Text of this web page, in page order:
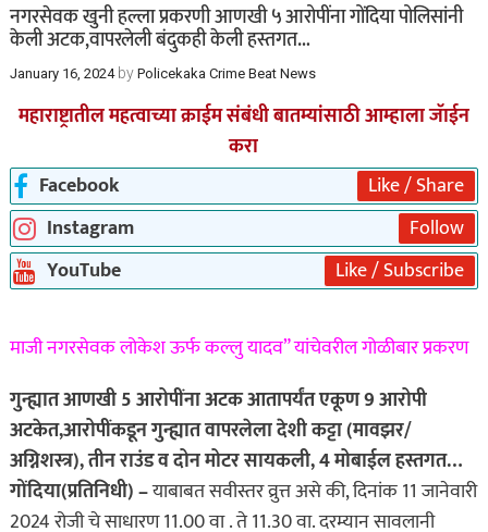
नगरसेवक खुनी हल्ला प्रकरणी आणखी ५ आरोपींना गोंदिया पोलिसांनी
केली अटक,वापरलेली बंदुकही केली हस्तगत…
January 16, 2024by Policekaka Crime Beat News
महाराष्ट्रातील महत्वाच्या क्राईम संबंधी बातम्यांसाठी आम्हाला जॅाईन
करा
Facebook
Like / Share
Instagram
Follow
YouTube
Like / Subscribe
माजी नगरसेवक लोकेश ऊर्फ कल्लु यादव” यांचेवरील गोळीबार प्रकरण
गुन्ह्यात आणखी 5 आरोपींना अटक आतापर्यंत एकूण 9 आरोपी
अटकेत,आरोपींकडून गुन्ह्यात वापरलेला देशी कट्टा (मावझर/
अग्निशस्त्र), तीन राउंड व दोन मोटर सायकली, 4 मोबाईल हस्तगत…
गोंदिया(प्रतिनिधी) –याबाबत सवीस्तर व्रुत्त असे की, दिनांक 11 जानेवारी
2024 रोजी चे साधारण 11.00 वा . ते 11.30 वा. दरम्यान सावलानी